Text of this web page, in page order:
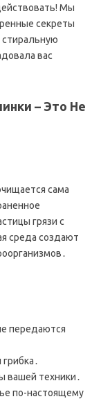
Мы
секреты
вас
– Это Не
сама
грязи с
среда создают
передаются
вашей техники․
по-настоящему